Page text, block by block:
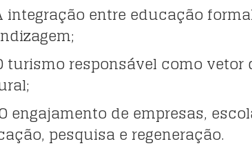
integração entre educação
turismo responsável como
engajamento de empresas,
pesquisa e regeneração.